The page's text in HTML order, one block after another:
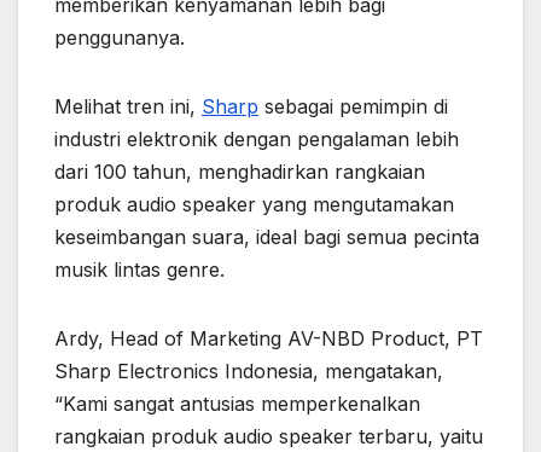
penggunanya.
Melihat tren ini, Sharp sebagai pemimpin di
industri elektronik dengan pengalaman lebih
dari 100 tahun, menghadirkan rangkaian
produk audio speaker yang mengutamakan
keseimbangan suara, ideal bagi semua pecinta
musik lintas genre.
Ardy, Head of Marketing AV-NBD Product, PT
Sharp Electronics Indonesia, mengatakan,
“Kami sangat antusias memperkenalkan
rangkaian produk audio speaker terbaru, yaitu